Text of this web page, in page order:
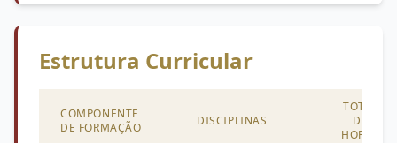
Estrutura Curricular
COMPONENTE
DE FORMAÇÃO
DISCIPLINAS
TOTAL
DE
HORAS